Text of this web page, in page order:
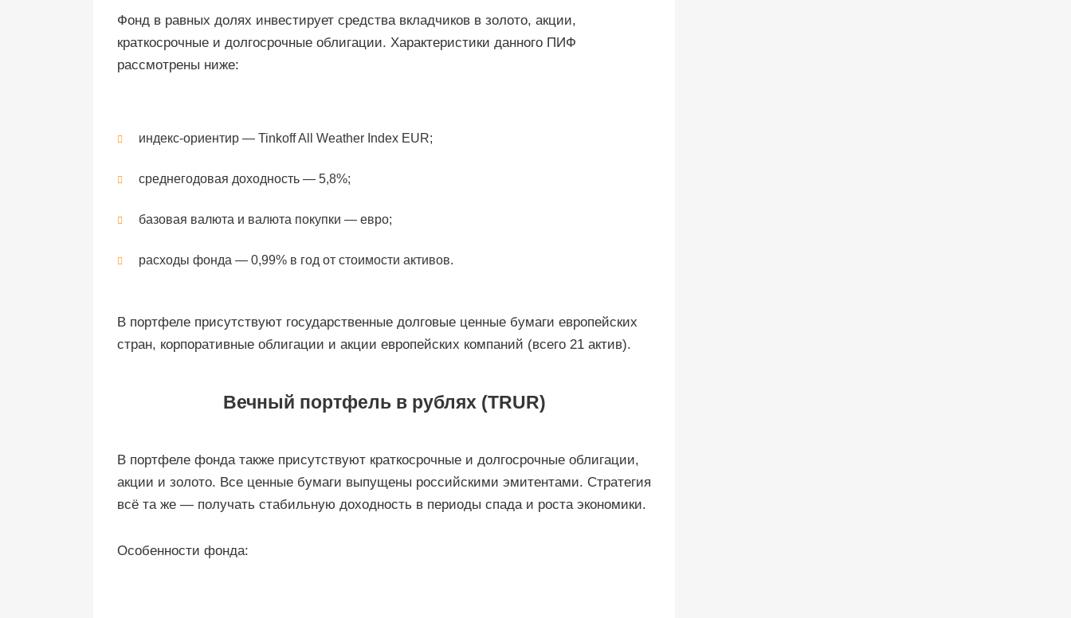
Фонд в равных долях инвестирует средства вкладчиков в золото, акции,
краткосрочные и долгосрочные облигации. Характеристики данного ПИФ
рассмотрены ниже:
индекс-ориентир — Tinkoff All Weather Index EUR;
среднегодовая доходность — 5,8%;
базовая валюта и валюта покупки — евро;
расходы фонда — 0,99% в год от стоимости активов.
В портфеле присутствуют государственные долговые ценные бумаги европейских
стран, корпоративные облигации и акции европейских компаний (всего 21 актив).
Вечный портфель в рублях (TRUR)
В портфеле фонда также присутствуют краткосрочные и долгосрочные облигации,
акции и золото. Все ценные бумаги выпущены российскими эмитентами. Стратегия
всё та же — получать стабильную доходность в периоды спада и роста экономики.
Особенности фонда: